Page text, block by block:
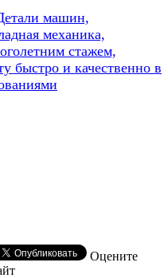
машин,
механика,
стажем,
быстро и качественно в
Оцените